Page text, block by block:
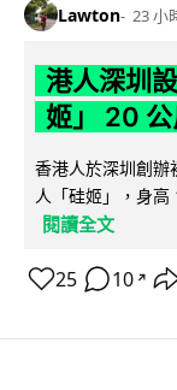
Lawton 23 小
港人深圳
姬」 20
香港人於深圳創
人「硅姬」，身
閱讀全文
25 10 ↗